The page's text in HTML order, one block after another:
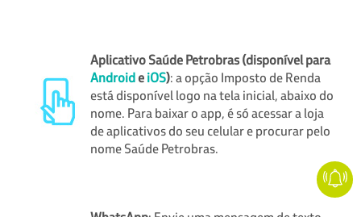
Aplicativo Saúde Petrobras (disponível para
AndroideiOS): a opção Imposto de Renda
está disponível logo na tela inicial, abaixo do
nome. Para baixar o app, é só acessar a loja
de aplicativos do seu celular e procurar pelo
nome Saúde Petrobras.